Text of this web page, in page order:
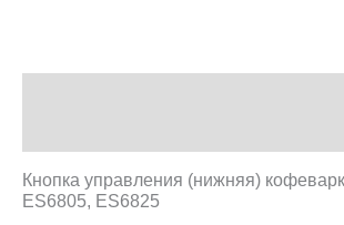
Кнопка управления (нижняя)
ES6805, ES6825